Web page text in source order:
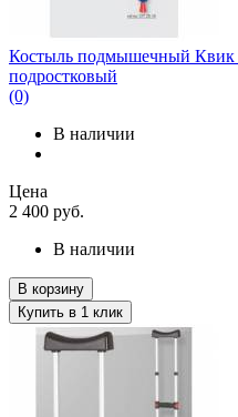
Костыль подмышечный
подростковый
(0)
В наличии
Цена
2 400 руб.
В наличии
В корзину
Купить в 1 клик